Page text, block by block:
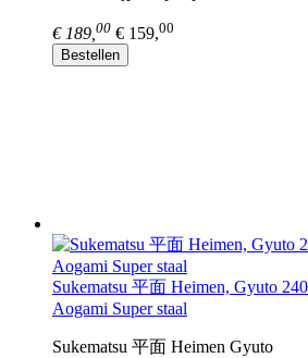
€ 189, 00 € 159,00
Bestellen
Sukematsu 平面 Heimen, Gyuto
Aogami Super staal
Sukematsu 平面 Heimen Gyuto